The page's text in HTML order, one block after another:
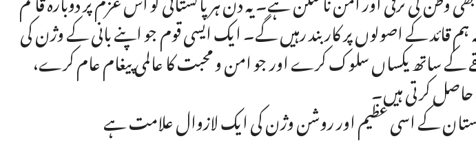
قائد کے اصولوں پر کاربند رہیں گے۔ ایک ایسی قوم جو اپنے بانی کے وژن کی
کے ساتھ یکساں سلوک کرے اور جو امن و محبت کا عالمی پیغام عام کرے،
کرتی ہیں۔